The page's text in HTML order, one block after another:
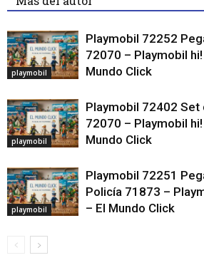
playmobil
Playmobil 72252
72070 – Playmobil
Mundo Click
playmobil
Playmobil 72402 Set
72070 – Playmobil
Mundo Click
playmobil
Playmobil 72251
Policía 71873 –
– El Mundo Click